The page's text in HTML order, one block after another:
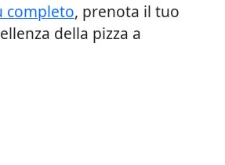
completo, prenota il tuo
della pizza a